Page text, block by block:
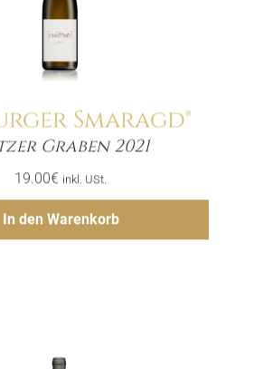
Smaragd®
Graben 2021
19.00€ inkl. USt.
In den Warenkorb
Menge
Hinzufügen